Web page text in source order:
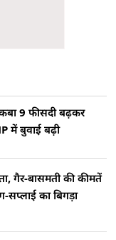
9 फीसदी बढ़कर
में बुवाई बढ़ी
गैर-बासमती की कीमतें
सप्लाई का बिगड़ा